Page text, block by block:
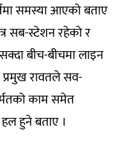
समस्या आएको बताए
सब-स्टेशन रहेको र
बीच-बीचमा लाइन
रावतले सव-
काम समेत
हुने बताए ।